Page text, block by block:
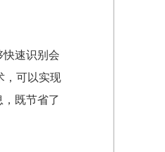
速识别会
，可以实现
既节省了